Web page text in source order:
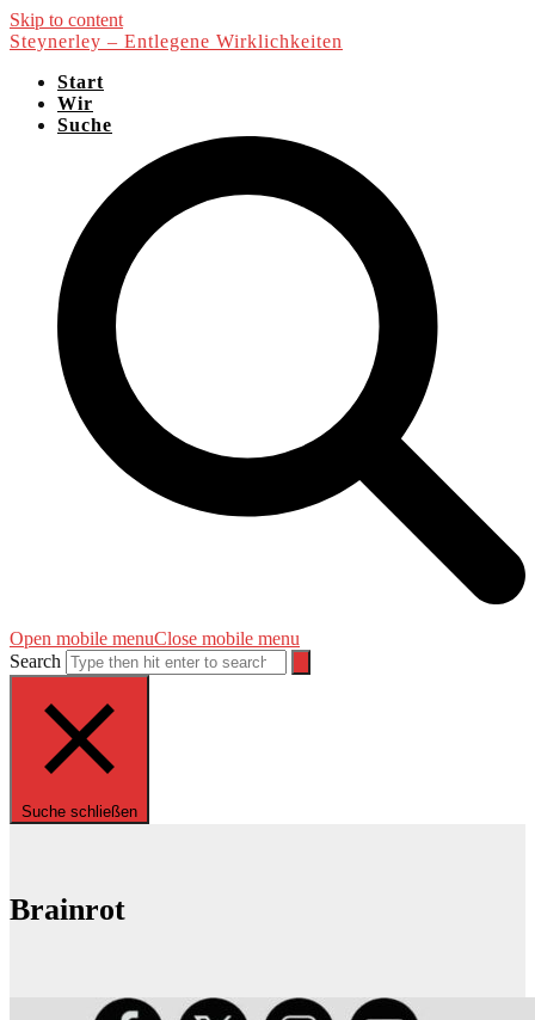
Skip to content
Steynerley – Entlegene Wirklichkeiten
Start
Wir
Suche
Open mobile menuClose mobile menu
Search
Suche schließen
Brainrot